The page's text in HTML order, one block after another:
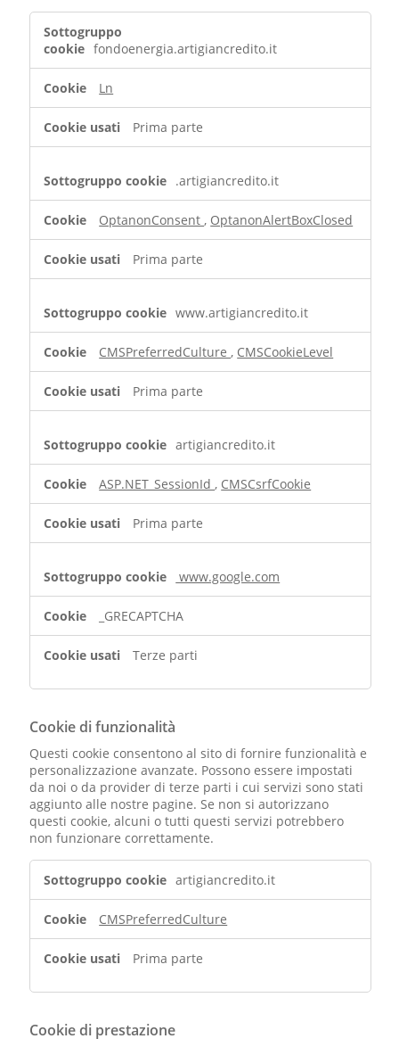
Cookie
strettamente
necessari
fondoenergia.artigiancredito.it
Ln
Prima parte
.artigiancredito.it
OptanonConsent , OptanonAlertBoxClosed
Prima parte
www.artigiancredito.it
CMSPreferredCulture , CMSCookieLevel
Prima parte
artigiancredito.it
ASP.NET_SessionId , CMSCsrfCookie
Prima parte
www.google.com
_GRECAPTCHA
Terze parti
Cookie di funzionalità
Questi cookie consentono al sito di fornire funzionalità e
personalizzazione avanzate. Possono essere impostati
da noi o da provider di terze parti i cui servizi sono stati
aggiunto alle nostre pagine. Se non si autorizzano
questi cookie, alcuni o tutti questi servizi potrebbero
non funzionare correttamente.
Cookie
artigiancredito.it
CMSPreferredCulture
Prima parte
Cookie di prestazione